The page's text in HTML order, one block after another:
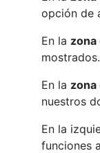
opción de
En la
mostrados.
En la zona
nuestros
En la
funciones